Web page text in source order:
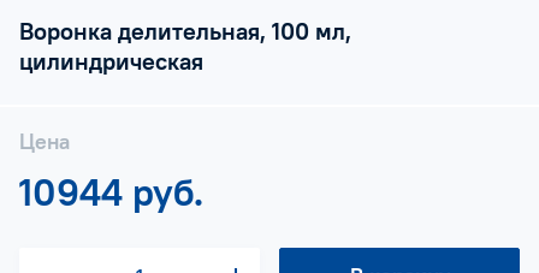
Воронка делительная, 100 мл,
цилиндрическая
Цена
10944 руб.